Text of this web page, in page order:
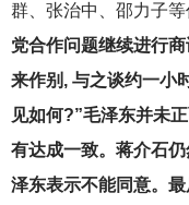
群、张治中、邵力子等
党合作问题继续进行商
来作别, 与之谈约一小
见如何?”毛泽东并未
有达成一致。蒋介石
泽东表示不能同意。